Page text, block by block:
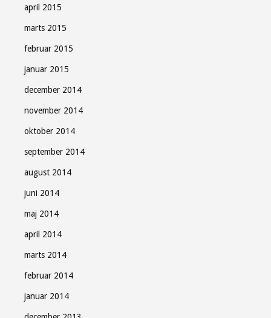
april 2015
marts 2015
februar 2015
januar 2015
december 2014
november 2014
oktober 2014
september 2014
august 2014
juni 2014
maj 2014
april 2014
marts 2014
februar 2014
januar 2014